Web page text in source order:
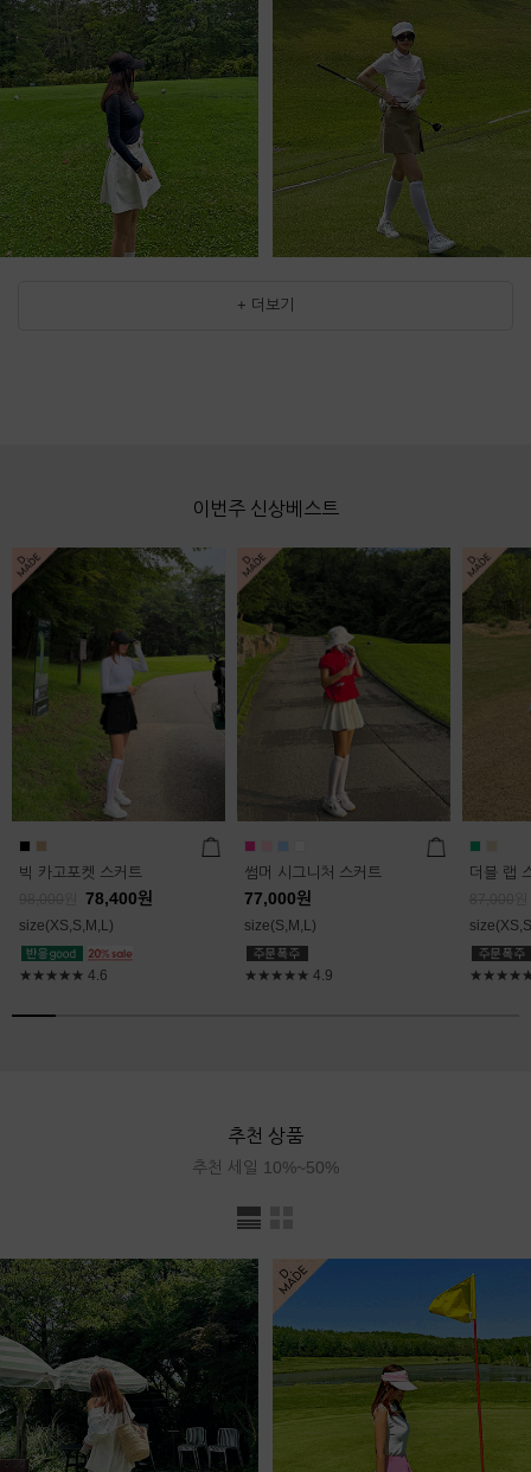
+ 더보기
이번주 신상베스트
빅 카고포켓 스커트
78,400원
size(XS,S,M,L)
★★★★★ 4.6
썸머 시그니처 스커트
77,000원
size(S,M,L)
★★★★★ 4.9
더블 랩
추천 상품
추천 세일 10%~50%